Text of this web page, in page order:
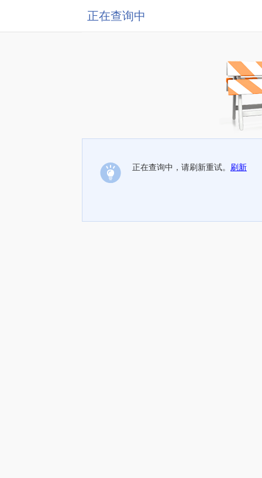
正在查询中
正在查询中，请刷新重试。 刷新